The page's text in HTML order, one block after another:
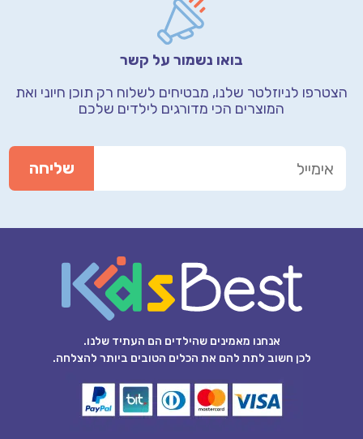
בואו נשמור על קשר
הצטרפו לניוזלטר שלנו, מבטיחים לשלוח רק תוכן חיוני ואת
המוצרים הכי מדורגים לילדים שלכם
אנחנו מאמינים שהילדים הם העתיד שלנו.
לכן חשוב לתת להם את הכלים הטובים ביותר להצלחה.